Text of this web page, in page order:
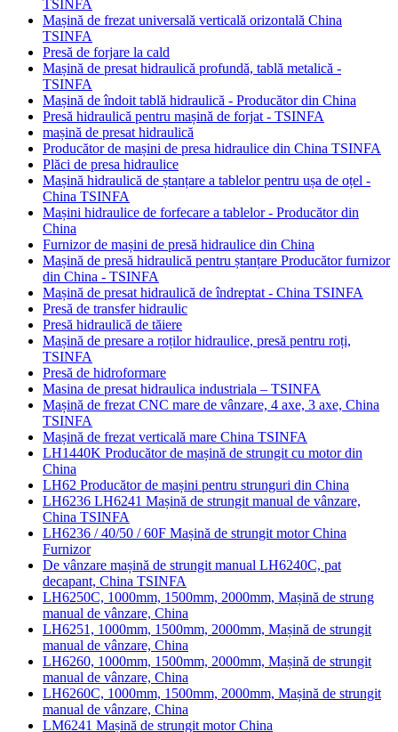
TSINFA
Mașină de frezat universală verticală orizontală China
TSINFA
Presă de forjare la cald
Mașină de presat hidraulică profundă, tablă metalică -
TSINFA
Mașină de îndoit tablă hidraulică - Producător din China
Presă hidraulică pentru mașină de forjat - TSINFA
mașină de presat hidraulică
Producător de mașini de presa hidraulice din China TSINFA
Plăci de presa hidraulice
Mașină hidraulică de ștanțare a tablelor pentru ușa de oțel -
China TSINFA
Mașini hidraulice de forfecare a tablelor - Producător din
China
Furnizor de mașini de presă hidraulice din China
Mașină de presă hidraulică pentru ștanțare Producător furnizor
din China - TSINFA
Mașină de presat hidraulică de îndreptat - China TSINFA
Presă de transfer hidraulic
Presă hidraulică de tăiere
Mașină de presare a roților hidraulice, presă pentru roți,
TSINFA
Presă de hidroformare
Masina de presat hidraulica industriala – TSINFA
Mașină de frezat CNC mare de vânzare, 4 axe, 3 axe, China
TSINFA
Mașină de frezat verticală mare China TSINFA
LH1440K Producător de mașină de strungit cu motor din
China
LH62 Producător de mașini pentru strunguri din China
LH6236 LH6241 Mașină de strungit manual de vânzare,
China TSINFA
LH6236 / 40/50 / 60F Mașină de strungit motor China
Furnizor
De vânzare mașină de strungit manual LH6240C, pat
decapant, China TSINFA
LH6250C, 1000mm, 1500mm, 2000mm, Mașină de strung
manual de vânzare, China
LH6251, 1000mm, 1500mm, 2000mm, Mașină de strungit
manual de vânzare, China
LH6260, 1000mm, 1500mm, 2000mm, Mașină de strungit
manual de vânzare, China
LH6260C, 1000mm, 1500mm, 2000mm, Mașină de strungit
manual de vânzare, China
LM6241 Mașină de strungit motor China